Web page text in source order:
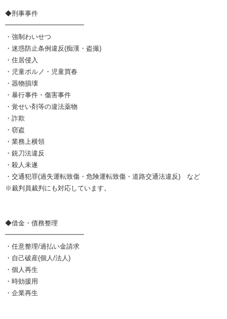
◆刑事事件
━━━━━━━━━━━━
・強制わいせつ
・迷惑防止条例違反(痴漢・盗撮)
・住居侵入
・児童ポルノ・児童買春
・器物損壊
・暴行事件・傷害事件
・覚せい剤等の違法薬物
・詐欺
・窃盗
・業務上横領
・銃刀法違反
・殺人未遂
・交通犯罪(過失運転致傷・危険運転致傷・道路交通法違反) など
※裁判員裁判にも対応しています。
◆借金・債務整理
━━━━━━━━━━━━
・任意整理/過払い金請求
・自己破産(個人/法人)
・個人再生
・時効援用
・企業再生